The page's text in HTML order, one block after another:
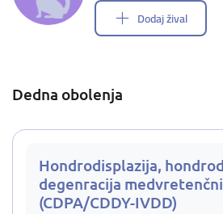
Dodaj žival
Dedna obolenja
Hondrodisplazija,
degenracija
(CDPA/CDDY-IVDD)